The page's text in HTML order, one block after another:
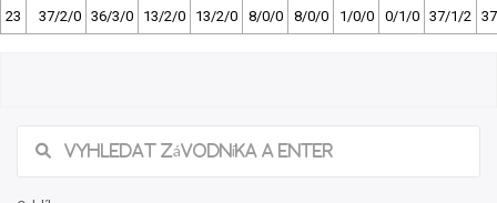
23 37/2/0 36/3/0 13/2/0 13/2/0 8/0/0 8/0/0 1/0/0 0/1/0 37/1/2